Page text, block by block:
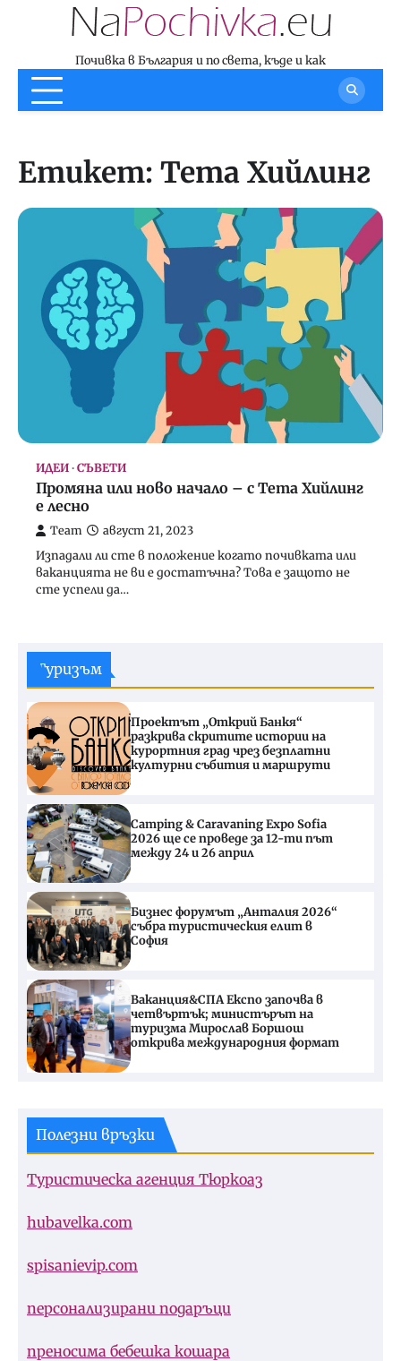
Почивка в България и по света, къде и как
Етикет: Тета Хийлинг
ИДЕИ СЪВЕТИ
Промяна или ново начало – с Тета Хийлинг
е лесно
Team август 21, 2023
Изпадали ли сте в положение когато почивката или
ваканцията не ви е достатъчна? Това е защото не
сте успели да…
Туризъм
Проектът „Открий Банкя“
разкрива скритите истории на
курортния град чрез безплатни
културни събития и маршрути
Camping & Caravaning Expo Sofia
2026 ще се проведе за 12-ти път
между 24 и 26 април
Бизнес форумът „Анталия 2026“
събра туристическия елит в
София
Ваканция&СПА Експо започва в
четвъртък; министърът на
туризма Мирослав Боршош
открива международния формат
Полезни връзки
Туристическа агенция Тюркоаз
hubavelka.com
spisanievip.com
персонализирани подаръци
преносима бебешка кошара